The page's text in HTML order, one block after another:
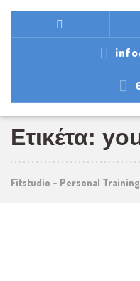
Ετικέτα:
Fitstudio - Personal Training